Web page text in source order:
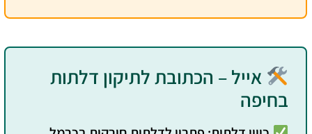
אייל – הכתובת לתיקון דלתות
בחיפה